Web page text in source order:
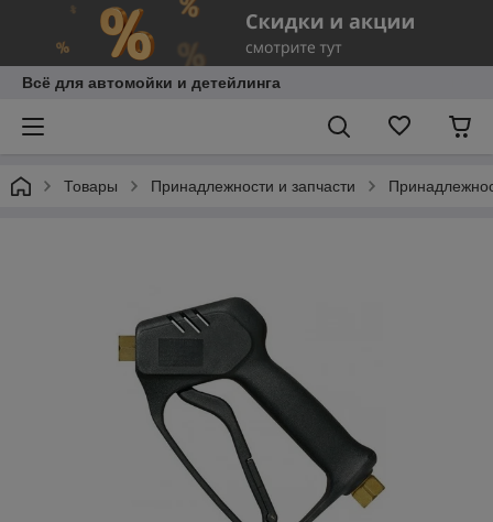
Всё для автомойки и детейлинга
Товары Принадлежности и запчасти